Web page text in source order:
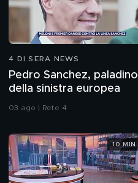
4 DI SERA NEWS
Pedro Sanchez, paladino
della sinistra europea
03 ago | Rete 4
10 MIN